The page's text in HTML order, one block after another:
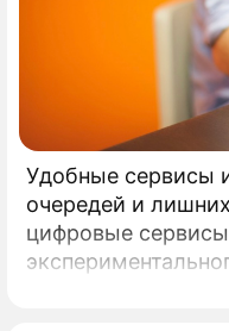
Удобные сервисы
очередей и
цифровые
систему, без